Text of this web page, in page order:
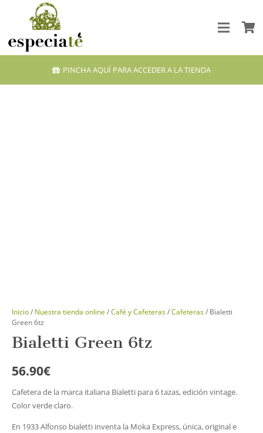
PINCHA AQUÍ PARA ACCEDER A LA TIENDA
Inicio/ Nuestra tienda online/Café y Cafeteras/Cafeteras/ Bialetti
Green 6tz
Bialetti Green 6tz
56.90€
Cafetera de la marca italiana Bialetti para 6 tazas, edición vintage.
Color verde claro.
En 1933 Alfonso bialetti inventa la Moka Express, única, original e